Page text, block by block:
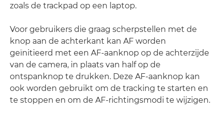
zoals de trackpad op een laptop.
Voor gebruikers die graag scherpstellen met de
knop aan de achterkant kan AF worden
geïnitieerd met een AF-aanknop op de achterzijde
van de camera, in plaats van half op de
ontspanknop te drukken. Deze AF-aanknop kan
ook worden gebruikt om de tracking te starten en
te stoppen en om de AF-richtingsmodi te wijzigen.